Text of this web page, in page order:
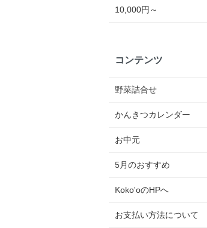
10,000円～
コンテンツ
野菜詰合せ
かんきつカレンダー
お中元
5月のおすすめ
Koko'oのHPへ
お支払い方法について